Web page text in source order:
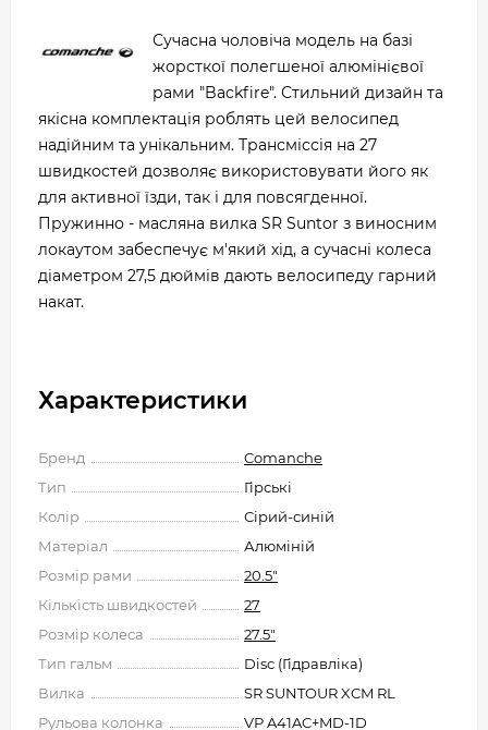
Сучасна чоловіча модель на базі
жорсткої полегшеної алюмінієвої
рами "Backfire". Стильний дизайн та
якісна комплектація роблять цей велосипед
надійним та унікальним. Трансміссія на 27
швидкостей дозволяє використовувати його як
для активної їзди, так і для повсягденної.
Пружинно - масляна вилка SR Suntor з виносним
локаутом забеспечує м'який хід, а сучасні колеса
діаметром 27,5 дюймів дають велосипеду гарний
накат.
Характеристики
Бренд
Comanche
Тип
Гірські
Колір
Сірий-синій
Матеріал
Алюміній
Розмір рами
20.5"
Кількість швидкостей
27
Розмір колеса
27.5"
Тип гальм
Disc (Гідравліка)
Вилка
SR SUNTOUR XCM RL
Рульова колонка
VP A41AC+MD-1D